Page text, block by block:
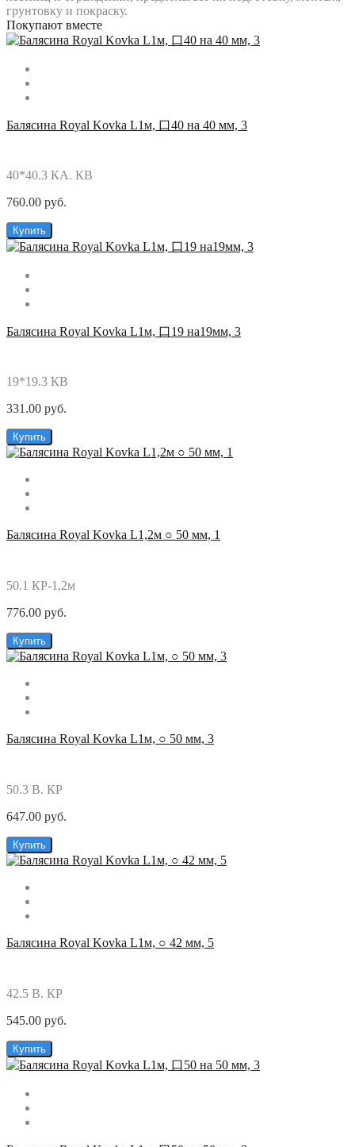
грунтовку и покраску.
Покупают вместе
Балясина Royal Kovka L1м, 口40 на 40 мм, 3
40*40.3 КА. КВ
760.00 руб.
Купить
Балясина Royal Kovka L1м, 口19 на19мм, 3
19*19.3 КВ
331.00 руб.
Купить
Балясина Royal Kovka L1,2м ○ 50 мм, 1
50.1 КР-1,2м
776.00 руб.
Купить
Балясина Royal Kovka L1м, ○ 50 мм, 3
50.3 В. КР
647.00 руб.
Купить
Балясина Royal Kovka L1м, ○ 42 мм, 5
42.5 В. КР
545.00 руб.
Купить